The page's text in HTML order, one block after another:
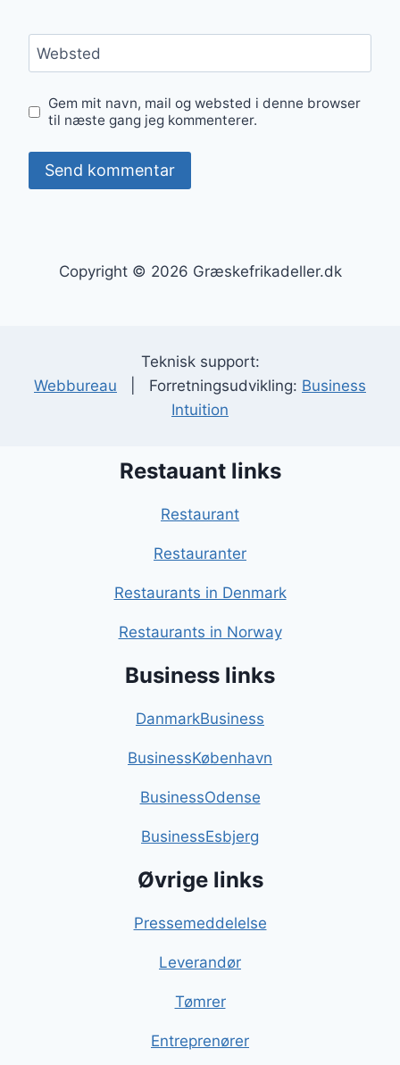
Websted
Gem mit navn, mail og websted i denne browser
til næste gang jeg kommenterer.
Copyright © 2026 Græskefrikadeller.dk
Teknisk support:
Webbureau | Forretningsudvikling: Business
Intuition
Restauant links
Restaurant
Restauranter
Restaurants in Denmark
Restaurants in Norway
Business links
DanmarkBusiness
BusinessKøbenhavn
BusinessOdense
BusinessEsbjerg
Øvrige links
Pressemeddelelse
Leverandør
Tømrer
Entreprenører